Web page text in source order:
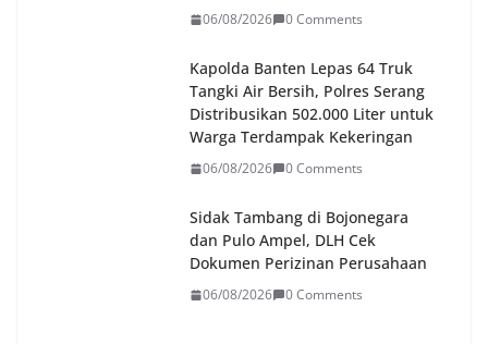
06/08/2026 0 Comments
Kapolda Banten Lepas 64 Truk
Tangki Air Bersih, Polres Serang
Distribusikan 502.000 Liter untuk
Warga Terdampak Kekeringan
06/08/2026 0 Comments
Sidak Tambang di Bojonegara
dan Pulo Ampel, DLH Cek
Dokumen Perizinan Perusahaan
06/08/2026 0 Comments